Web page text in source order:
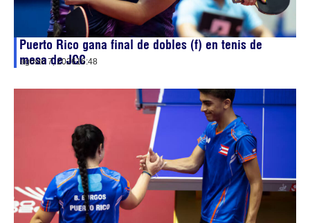
Puerto Rico gana final de dobles (f) en tenis de
mesa de JCC
agosto 7, 202616:48